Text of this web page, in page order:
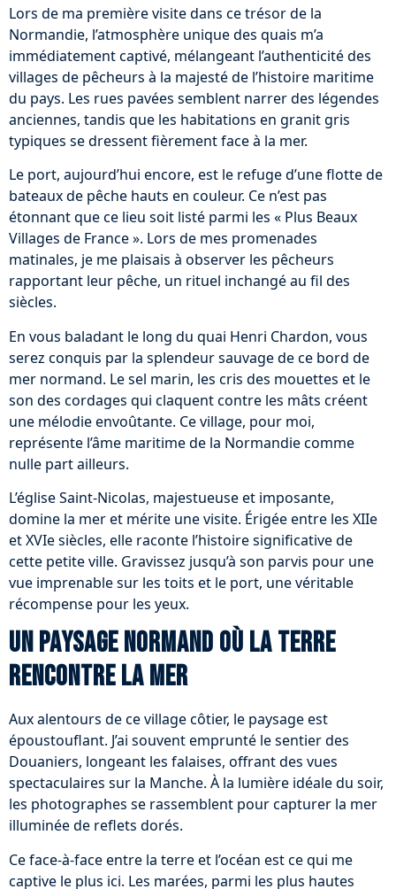
Lors de ma première visite dans ce trésor de la
Normandie, l’atmosphère unique des quais m’a
immédiatement captivé, mélangeant l’authenticité des
villages de pêcheurs à la majesté de l’histoire maritime
du pays. Les rues pavées semblent narrer des légendes
anciennes, tandis que les habitations en granit gris
typiques se dressent fièrement face à la mer.
Le port, aujourd’hui encore, est le refuge d’une flotte de
bateaux de pêche hauts en couleur. Ce n’est pas
étonnant que ce lieu soit listé parmi les « Plus Beaux
Villages de France ». Lors de mes promenades
matinales, je me plaisais à observer les pêcheurs
rapportant leur pêche, un rituel inchangé au fil des
siècles.
En vous baladant le long du quai Henri Chardon, vous
serez conquis par la splendeur sauvage de ce bord de
mer normand. Le sel marin, les cris des mouettes et le
son des cordages qui claquent contre les mâts créent
une mélodie envoûtante. Ce village, pour moi,
représente l’âme maritime de la Normandie comme
nulle part ailleurs.
L’église Saint-Nicolas, majestueuse et imposante,
domine la mer et mérite une visite. Érigée entre les XIIe
et XVIe siècles, elle raconte l’histoire significative de
cette petite ville. Gravissez jusqu’à son parvis pour une
vue imprenable sur les toits et le port, une véritable
récompense pour les yeux.
Un paysage normand où la terre
rencontre la mer
Aux alentours de ce village côtier, le paysage est
époustouflant. J’ai souvent emprunté le sentier des
Douaniers, longeant les falaises, offrant des vues
spectaculaires sur la Manche. À la lumière idéale du soir,
les photographes se rassemblent pour capturer la mer
illuminée de reflets dorés.
Ce face-à-face entre la terre et l’océan est ce qui me
captive le plus ici. Les marées, parmi les plus hautes